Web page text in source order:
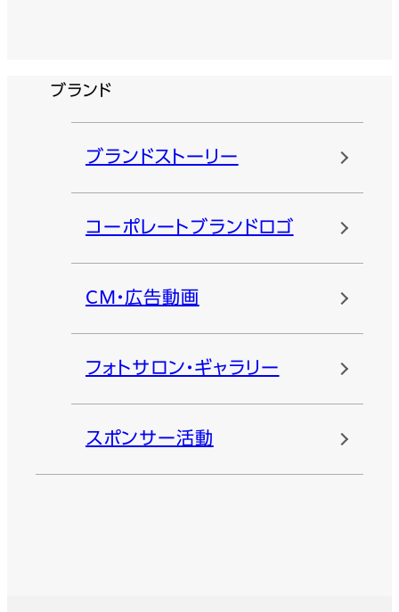
ブランド
ブランドストーリー
コーポレートブランドロゴ
CM・広告動画
フォトサロン・ギャラリー
スポンサー活動